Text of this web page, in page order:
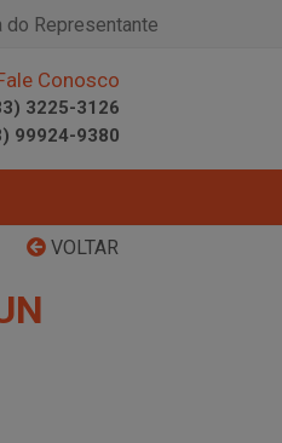
do Representante
Conosco
3225-3126
99924-9380
VOLTAR